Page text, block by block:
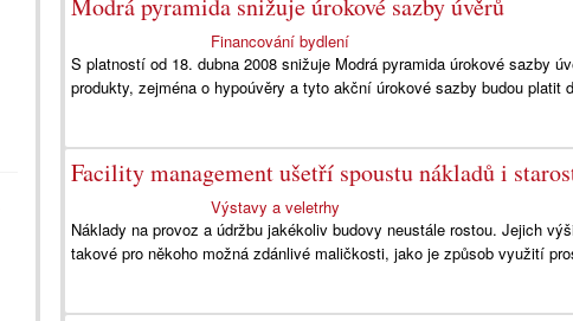
Modrá pyramida snižuje úrokové sazby úvěrů
Financování bydlení
S platností od 18. dubna 2008 snižuje Modrá pyramida úrokové sazby
produkty, zejména o hypoúvěry a tyto akční úrokové sazby budou platit
Facility management ušetří spoustu nákladů i
Výstavy a veletrhy
Náklady na provoz a údržbu jakékoliv budovy neustále rostou. Jejich
takové pro někoho možná zdánlivé maličkosti, jako je způsob využití